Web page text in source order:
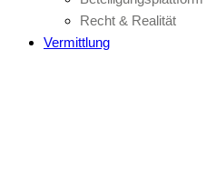
Recht & Realität
Vermittlung